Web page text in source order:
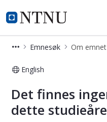
NTNU Hjemmeside
Studier
Emnesøk Om emnet
English
Om emnet
Det finnes
dette